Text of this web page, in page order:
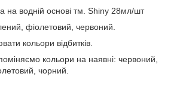
водній основі тм. Shiny 28мл/шт
фіолетовий, червоний.
кольори відбитків.
кольори на наявні: червоний,
чорний.